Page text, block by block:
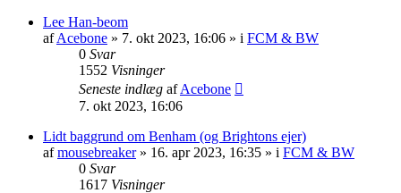
Lee Han-beom
afAcebone » 7. okt 2023, 16:06 » i FCM & BW
0 Svar
1552 Visninger
Seneste indlæg afAcebone
7. okt 2023, 16:06
Lidt baggrund om Benham (og Brightons ejer)
afmousebreaker» 16. apr 2023, 16:35 » i FCM & BW
0 Svar
1617 Visninger